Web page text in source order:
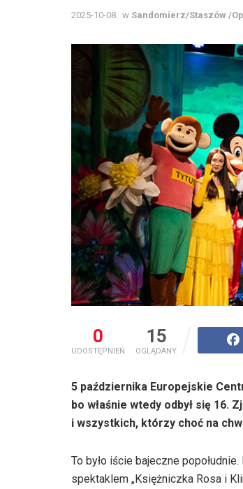
2025-10-08 w Sandomierz/Staszów /
0
UDOSTĘPNIEŃ
15
OGLĄDANY
5 października Europejskie
bo właśnie wtedy odbył się 16.
i wszystkich, którzy choć na
To było iście bajeczne
spektaklem „Księżniczka Rosa i